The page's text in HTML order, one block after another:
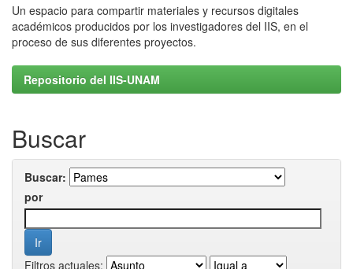
Un espacio para compartir materiales y recursos digitales
académicos producidos por los investigadores del IIS, en el
proceso de sus diferentes proyectos.
Repositorio del IIS-UNAM
Buscar
Buscar:
por
Filtros actuales: